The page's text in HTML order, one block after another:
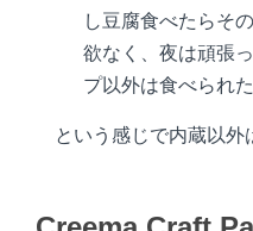
し豆腐食べたらそ
欲なく、夜は頑張
プ以外は食べられた
という感じで内蔵以外